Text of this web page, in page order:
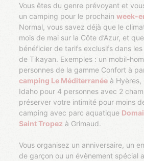
Vous êtes du genre prévoyant et vous recherchez déjà
un camping pour le prochainweek-
Normal, vous savez déjà que le
mois de mai sur la Côte d’Azur, et
bénéficier de tarifs exclusifs dans
de Tikayan. Exemples : un mobil-
personnes de la gamme Confort à
camping Le Méditerranée à Hyères,
Idaho pour 4 personnes avec 2
préserver votre intimité pour moins
camping avec parc aquatique
Saint Tropez à Grimaud.
Vous organisez un anniversaire, un
de garçon ou un évènement spécial